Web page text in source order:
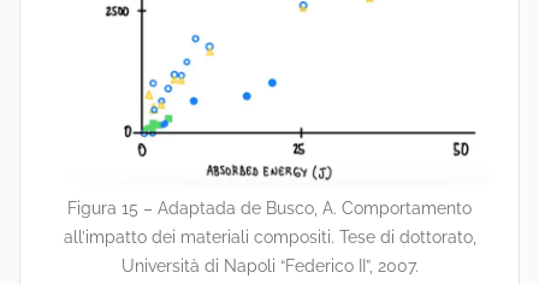
Figura 15 – Adaptada de Busco, A. Comportamento
all’impatto dei materiali compositi. Tese di dottorato,
Università di Napoli “Federico II”, 2007.